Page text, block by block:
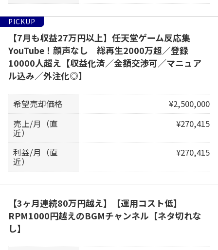
PICKUP
【7月も収益27万円以上】任天堂ゲーム反応集
YouTube！顔声なし 総再生2000万超／登録
10000人超え【収益化済／金額交渉可／マニュア
ル込み／外注化◎】
希望売却価格
¥2,500,000
売上/月（直
近）
¥270,415
利益/月（直
近）
¥270,415
【3ヶ月連続80万円越え】【運用コスト低】
RPM1000円越えのBGMチャンネル【ネタ切れな
し】